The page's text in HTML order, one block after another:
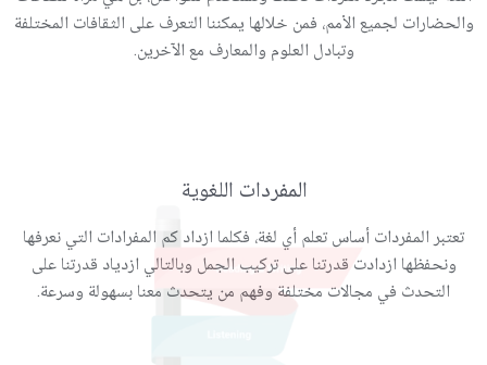
والحضارات لجميع الأمم، فمن خلالها يمكننا التعرف على الثقافات المختلفة
وتبادل العلوم والمعارف مع الآخرين.
المفردات اللغوية
تعتبر المفردات أساس تعلم أي لغة، فكلما ازداد كم المفرادات التي نعرفها
ونحفظها ازدادت قدرتنا على تركيب الجمل وبالتالي ازدياد قدرتنا على
التحدث في مجالات مختلفة وفهم من يتحدث معنا بسهولة وسرعة.